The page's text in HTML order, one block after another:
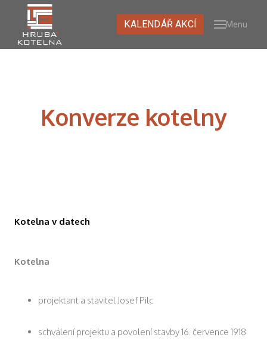
Menu
KALENDÁŘ AKCÍ
O
Konverze kotelny
Kotelna v datech
Kotelna
projektant a stavitel Josef Pilc
schválení projektu a povolení stavby 16. července 1918